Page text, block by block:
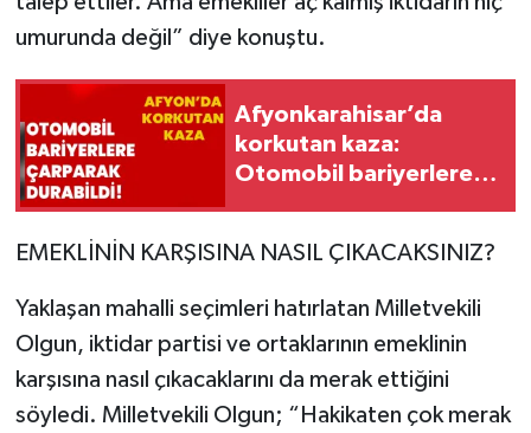
umurunda değil” diye konuştu.
Afyonkarahisar’da
korkutan kaza:
Otomobil bariyerlere
EMEKLİNİN KARŞISINA NASIL ÇIKACAKSINIZ?
Yaklaşan mahalli seçimleri hatırlatan Milletvekili
Olgun, iktidar partisi ve ortaklarının emeklinin
karşısına nasıl çıkacaklarını da merak ettiğini
söyledi. Milletvekili Olgun; “Hakikaten çok merak